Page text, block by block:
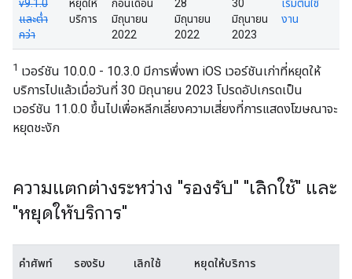
v9.1.0
และต่ำ
กว่า
หยุดให้
บริการ
ก่อนเดือน
มิถุนายน
2022
28
มิถุนายน
2022
30
มิถุนายน
2023
เริ่มต้นใช้
งาน
1 เวอร์ชัน 10.0.0 - 10.3.0 มีการพึ่งพา iOS เวอร์ชันเก่าที่หยุดให้
บริการไปแล้วเมื่อวันที่ 30 มิถุนายน 2023 โปรดอัปเกรดเป็น
เวอร์ชัน 11.0.0 ขึ้นไปเพื่อหลีกเลี่ยงความเสี่ยงที่การแสดงโฆษณาจะ
หยุดชะงัก
ความแตกต่างระหว่าง "รองรับ" "เลิกใช้" และ
"หยุดให้บริการ"
คำศัพท์ รองรับ เลิกใช้ หยุดให้บริการ